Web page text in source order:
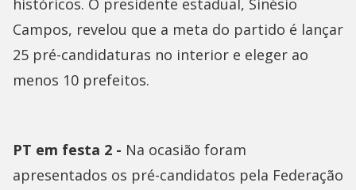
históricos. O presidente estadual, Sinésio
Campos, revelou que a meta do partido é lançar
25 pré-candidaturas no interior e eleger ao
menos 10 prefeitos.
PT em festa 2 - Na ocasião foram
apresentados os pré-candidatos pela Federação